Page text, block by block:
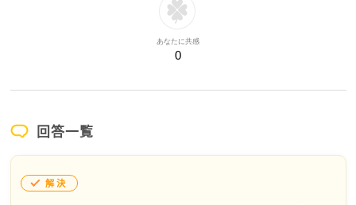
あなたに共感
0
回答一覧
解決